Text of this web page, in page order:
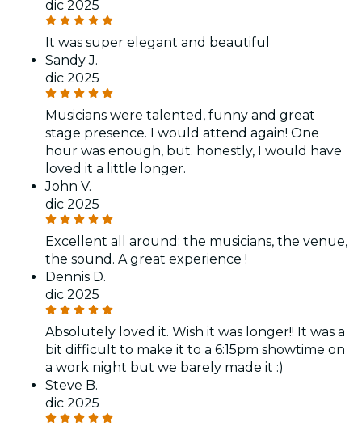
dic 2025
It was super elegant and beautiful
Sandy J.
dic 2025
Musicians were talented, funny and great
stage presence. I would attend again! One
hour was enough, but. honestly, I would have
loved it a little longer.
John V.
dic 2025
Excellent all around: the musicians, the venue,
the sound. A great experience !
Dennis D.
dic 2025
Absolutely loved it. Wish it was longer!! It was a
bit difficult to make it to a 6:15pm showtime on
a work night but we barely made it :)
Steve B.
dic 2025